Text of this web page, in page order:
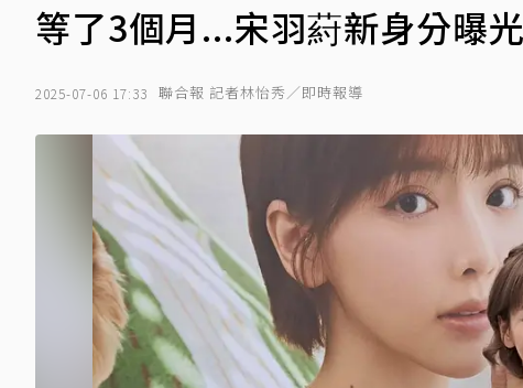
等了3個月...宋羽葤新身分曝
2025-07-06 17:33 聯合報 記者林怡秀／即時報導